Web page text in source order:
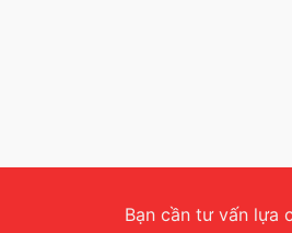
Bạn cần tư vấn lựa